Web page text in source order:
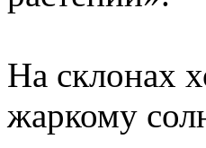
На склонах
жаркому